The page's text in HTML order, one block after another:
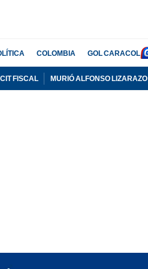
COLOMBIA GOL CARACOL
FISCAL MURIÓ ALFONSO LIZARAZO